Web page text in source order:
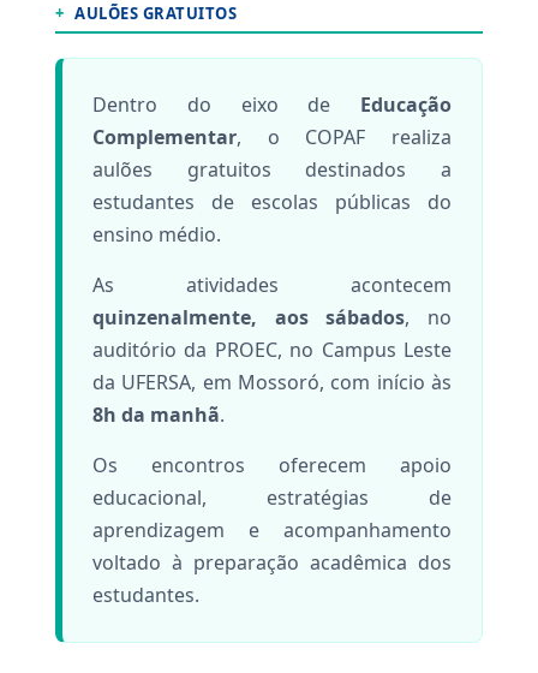
+ AULÕES GRATUITOS
Dentro do eixo de Educação
Complementar, o COPAF realiza
aulões gratuitos destinados a
estudantes de escolas públicas do
ensino médio.
As atividades acontecem
quinzenalmente, aos sábados, no
auditório da PROEC, no Campus Leste
da UFERSA, em Mossoró, com início às
8h da manhã.
Os encontros oferecem apoio
educacional, estratégias de
aprendizagem e acompanhamento
voltado à preparação acadêmica dos
estudantes.